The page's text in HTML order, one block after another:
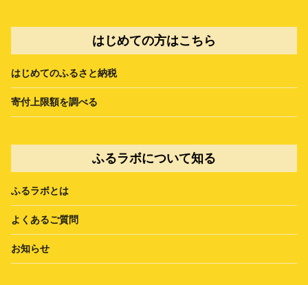
はじめての方はこちら
はじめてのふるさと納税
寄付上限額を調べる
ふるラボについて知る
ふるラボとは
よくあるご質問
お知らせ